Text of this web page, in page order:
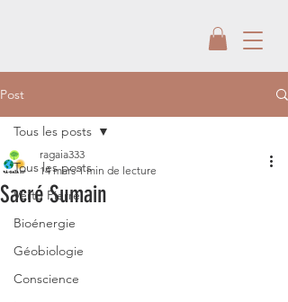
Post
Tous les posts
Vertu Pierre
Bioénergie
Géobiologie
Conscience
Tous les posts
Sacré Sumain
ragaia333
14 mars 1 min de lecture